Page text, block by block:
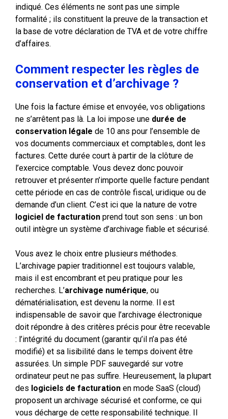
indiqué. Ces éléments ne sont pas une simple
formalité ; ils constituent la preuve de la transaction et
la base de votre déclaration de TVA et de votre chiffre
d’affaires.
Comment respecter les règles de
conservation et d’archivage ?
Une fois la facture émise et envoyée, vos obligations
ne s’arrêtent pas là. La loi impose une durée de
conservation légale de 10 ans pour l’ensemble de
vos documents commerciaux et comptables, dont les
factures. Cette durée court à partir de la clôture de
l’exercice comptable. Vous devez donc pouvoir
retrouver et présenter n’importe quelle facture pendant
cette période en cas de contrôle fiscal, uridique ou de
demande d’un client. C’est ici que la nature de votre
logiciel de facturation prend tout son sens : un bon
outil intègre un système d’archivage fiable et sécurisé.
Vous avez le choix entre plusieurs méthodes.
L’archivage papier traditionnel est toujours valable,
mais il est encombrant et peu pratique pour les
recherches. L’archivage numérique, ou
dématérialisation, est devenu la norme. Il est
indispensable de savoir que l’archivage électronique
doit répondre à des critères précis pour être recevable
: l’intégrité du document (garantir qu’il n’a pas été
modifié) et sa lisibilité dans le temps doivent être
assurées. Un simple PDF sauvegardé sur votre
ordinateur peut ne pas suffire. Heureusement, la plupart
des logiciels de facturation en mode SaaS (cloud)
proposent un archivage sécurisé et conforme, ce qui
vous décharge de cette responsabilité technique. Il